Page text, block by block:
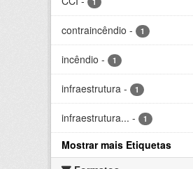
contraincêndio - 1
incêndio - 1
infraestrutura - 1
infraestrutura... - 1
Mostrar mais Etiquetas